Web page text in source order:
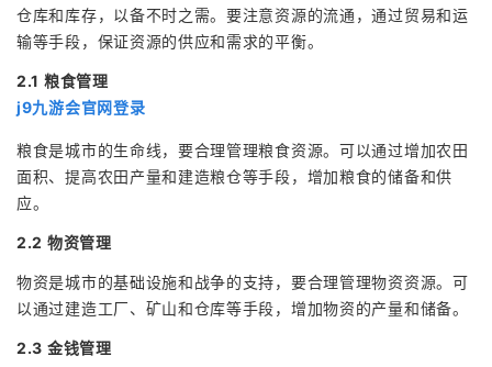
仓库和库存，以备不时之需。要注意资源的流通，通过贸易和运
输等手段，保证资源的供应和需求的平衡。
2.1 粮食管理
j9九游会官网登录
粮食是城市的生命线，要合理管理粮食资源。可以通过增加农田
面积、提高农田产量和建造粮仓等手段，增加粮食的储备和供
应。
2.2 物资管理
物资是城市的基础设施和战争的支持，要合理管理物资资源。可
以通过建造工厂、矿山和仓库等手段，增加物资的产量和储备。
2.3 金钱管理